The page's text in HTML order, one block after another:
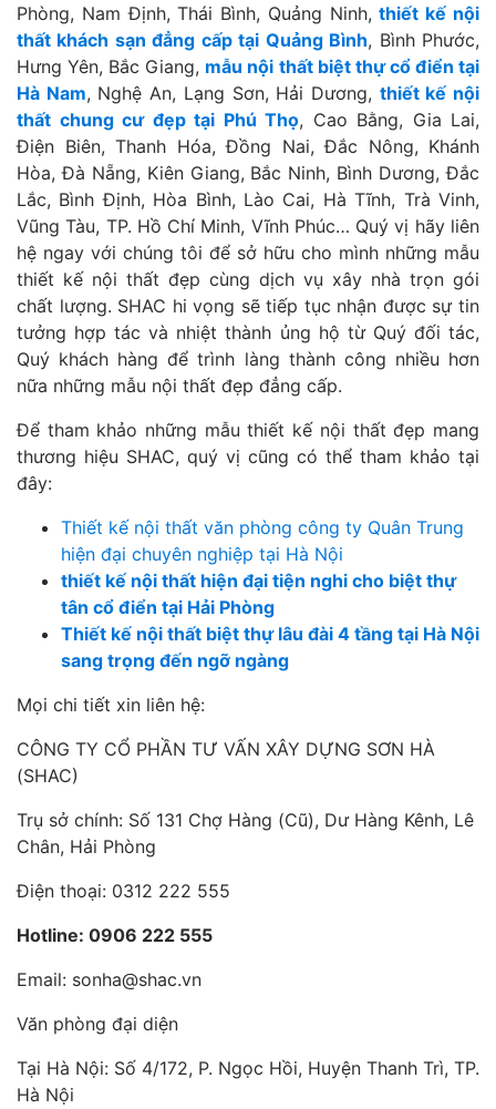
Phòng, Nam Định, Thái Bình, Quảng Ninh,thiết kế nội
thất khách sạn đẳng cấp tại Quảng Bình, Bình Phước,
Hưng Yên, Bắc Giang, mẫu nội thất biệt thự cổ điển tại
Hà Nam, Nghệ An, Lạng Sơn, Hải Dương, thiết kế nội
thất chung cư đẹp tại Phú Thọ, Cao Bằng, Gia Lai,
Điện Biên, Thanh Hóa, Đồng Nai, Đắc Nông, Khánh
Hòa, Đà Nẵng, Kiên Giang, Bắc Ninh, Bình Dương, Đắc
Lắc, Bình Định, Hòa Bình, Lào Cai, Hà Tĩnh, Trà Vinh,
Vũng Tàu, TP. Hồ Chí Minh, Vĩnh Phúc… Quý vị hãy liên
hệ ngay với chúng tôi để sở hữu cho mình những mẫu
thiết kế nội thất đẹp cùng dịch vụ xây nhà trọn gói
chất lượng. SHAC hi vọng sẽ tiếp tục nhận được sự tin
tưởng hợp tác và nhiệt thành ủng hộ từ Quý đối tác,
Quý khách hàng để trình làng thành công nhiều hơn
nữa những mẫu nội thất đẹp đẳng cấp.
Để tham khảo những mẫu thiết kế nội thất đẹp mang
thương hiệu SHAC, quý vị cũng có thể tham khảo tại
đây:
Thiết kế nội thất văn phòng công ty Quân Trung
hiện đại chuyên nghiệp tại Hà Nội
thiết kế nội thất hiện đại tiện nghi cho biệt thự
tân cổ điển tại Hải Phòng
Thiết kế nội thất biệt thự lâu đài 4 tầng tại Hà Nội
sang trọng đến ngỡ ngàng
Mọi chi tiết xin liên hệ:
CÔNG TY CỔ PHẦN TƯ VẤN XÂY DỰNG SƠN HÀ
(SHAC)
Trụ sở chính: Số 131 Chợ Hàng (Cũ), Dư Hàng Kênh, Lê
Chân, Hải Phòng
Điện thoại: 0312 222 555
Hotline: 0906 222 555
Email: sonha@shac.vn
Văn phòng đại diện
Tại Hà Nội: Số 4/172, P. Ngọc Hồi, Huyện Thanh Trì, TP.
Hà Nội